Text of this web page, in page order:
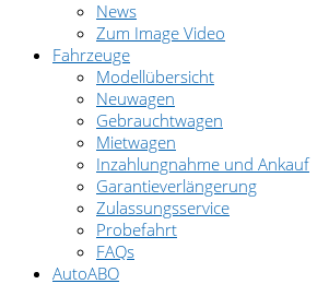
News
Zum Image Video
Fahrzeuge
Modellübersicht
Neuwagen
Gebrauchtwagen
Mietwagen
Inzahlungnahme und Ankauf
Garantieverlängerung
Zulassungsservice
Probefahrt
FAQs
AutoABO